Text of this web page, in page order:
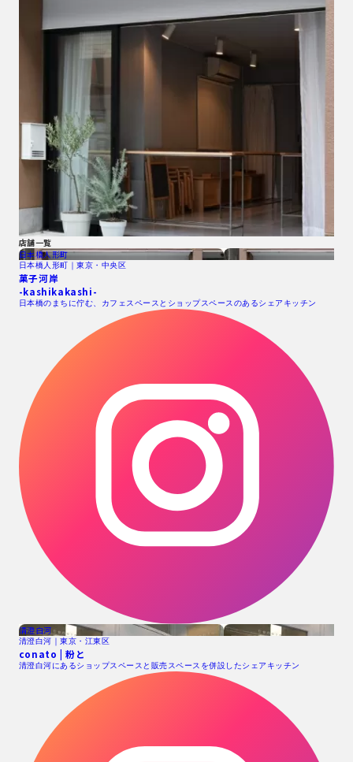
店舗一覧
日本橋人形町
日本橋人形町｜東京・中央区
菓子河岸
-kashikakashi-
日本橋のまちに佇む、カフェスペースとショップスペースのあるシェアキッチン
清澄白河
清澄白河｜東京・江東区
conato | 粉と
清澄白河にあるショップスペースと販売スペースを併設したシェアキッチン